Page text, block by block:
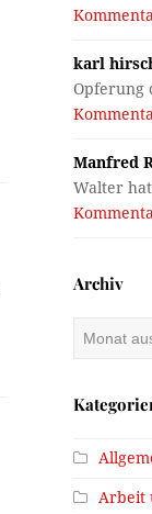
karl
Opferung
Manfred
Walter
Archiv
Arbeit